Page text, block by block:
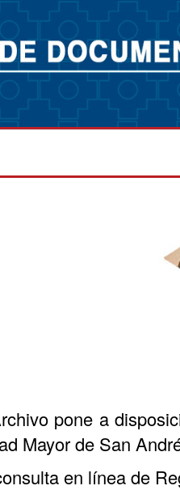
pone a
Mayor de San
en línea de